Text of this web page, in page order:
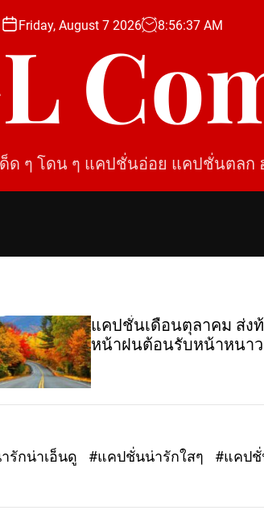
Friday, August 7 2026 8:56:38 AM
ด ๆ โดน ๆ แคปชั่นอ่อย แคปชั่นตลก
แคปชั่นเดือนตุลาคม ส่งท้าย
หน้าฝนต้อนรับหน้าหนาว
รักน่าเอ็นดู #แคปชั่นน่ารักใสๆ #แคปชั่